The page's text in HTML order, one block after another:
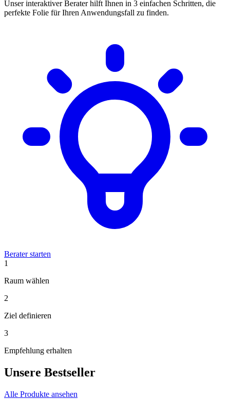
Unser interaktiver Berater hilft Ihnen in 3 einfachen Schritten, die
perfekte Folie für Ihren Anwendungsfall zu finden.
Berater starten
1
Raum wählen
2
Ziel definieren
3
Empfehlung erhalten
Unsere Bestseller
Alle Produkte ansehen